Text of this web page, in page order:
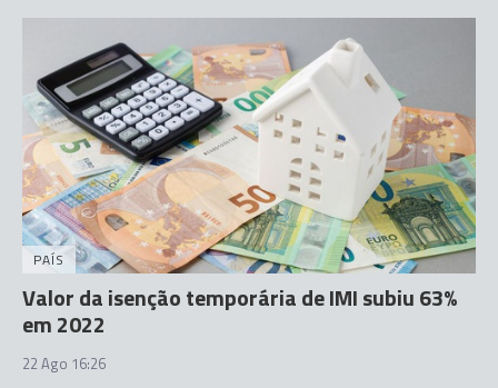
PAÍS
Valor da isenção temporária de IMI subiu 63%
em 2022
22 Ago 16:26